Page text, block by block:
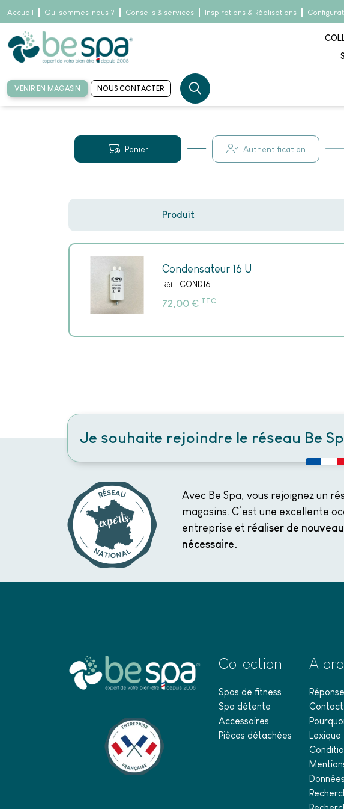
Accueil Qui sommes-nous ? Conseils & services Inspirations & Réalisations
VENIR EN MAGASIN NOUS CONTACTER
Accueil Détail panier
Panier Authentification
Produit
Condensateur 16 U
Réf. : COND16
72,00 € TTC
Je souhaite rejoindre le réseau Be
Avec Be Spa, vous rejoignez un
magasins. C’est une excellente
entreprise et réaliser de
nécessaire.
Collection
Spas de fitness
Spa détente
Accessoires
Pièces détachées
A
Lexique